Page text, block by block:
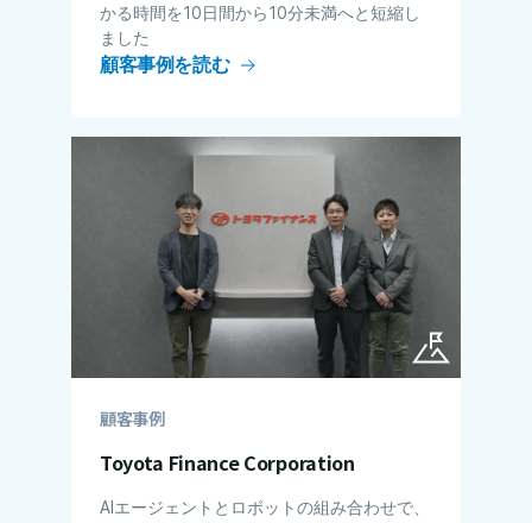
かる​​時間を10日間から10分未満へと短縮し
ました
顧客事例を読む
顧客事例
Toyota Finance Corporation
AIエージェントとロボットの組み合わせで、